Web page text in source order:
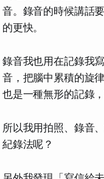
音。錄音的時候講話
的更快。
錄音我也用在記錄我
音，把腦中累積的旋
也是一種無形的記錄
所以我用拍照、錄音
紀錄法呢？